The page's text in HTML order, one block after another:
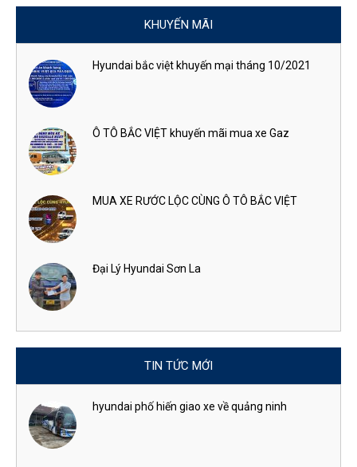
KHUYẾN MÃI
Hyundai bắc việt khuyến mại tháng 10/2021
Ô TÔ BẮC VIỆT khuyến mãi mua xe Gaz
MUA XE RƯỚC LỘC CÙNG Ô TÔ BẮC VIỆT
Đại Lý Hyundai Sơn La
TIN TỨC MỚI
hyundai phố hiến giao xe về quảng ninh